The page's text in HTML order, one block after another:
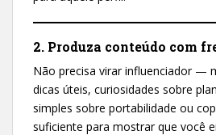
2. Produza conteúdo com
Não precisa virar influenciador —
dicas úteis, curiosidades sobre
simples sobre portabilidade ou
suficiente para mostrar que você